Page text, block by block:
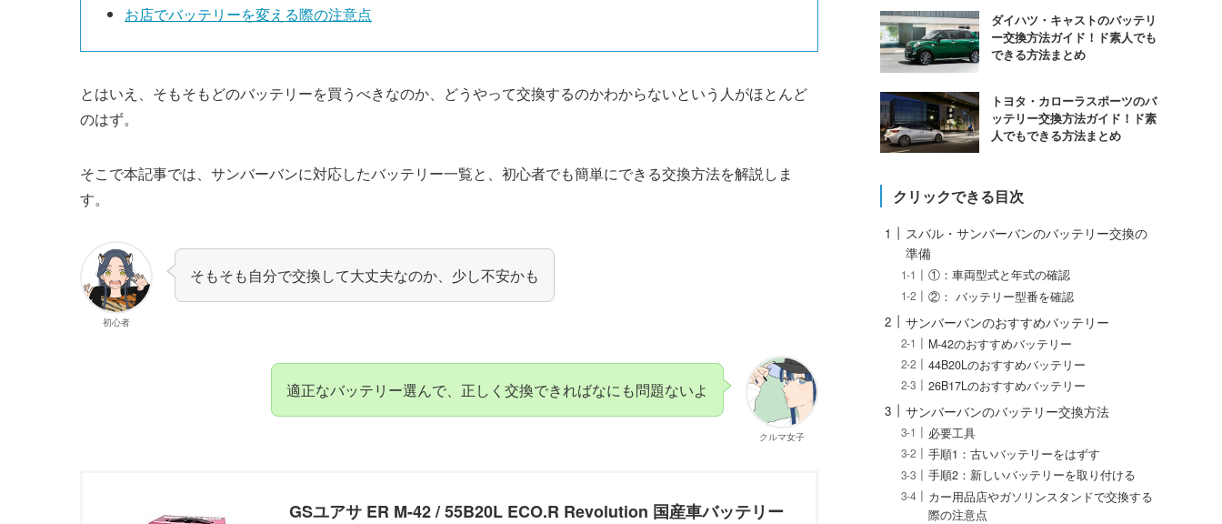
お店でバッテリーを変える際の注意点
とはいえ、そもそもどのバッテリーを買うべきなのか、どうやって交換するのかわからないという人がほとんど
のはず。
そこで本記事では、サンバーバンに対応したバッテリー一覧と、初心者でも簡単にできる交換方法を解説しま
す。
初心者
そもそも自分で交換して大丈夫なのか、少し不安かも
クルマ女子
適正なバッテリー選んで、正しく交換できればなにも問題ないよ
GSユアサ ER M-42 / 55B20L ECO.R Revolution 国産車バッテリー
ダイハツ・キャストのバッテリ
ー交換方法ガイド！ド素人でも
できる方法まとめ
トヨタ・カローラスポーツのバ
ッテリー交換方法ガイド！ド素
人でもできる方法まとめ
クリックできる目次
スバル・サンバーバンのバッテリー交換の
準備
①：車両型式と年式の確認
②： バッテリー型番を確認
サンバーバンのおすすめバッテリー
M-42のおすすめバッテリー
44B20Lのおすすめバッテリー
26B17Lのおすすめバッテリー
サンバーバンのバッテリー交換方法
必要工具
手順1：古いバッテリーをはずす
手順2：新しいバッテリーを取り付ける
カー用品店やガソリンスタンドで交換する
際の注意点